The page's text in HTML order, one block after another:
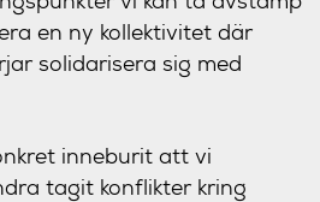
en ny kollektivitet där
solidarisera sig med
inneburit att vi
tagit konflikter kring